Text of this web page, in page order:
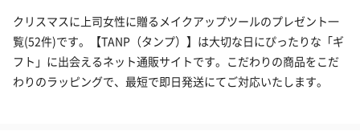
クリスマスに上司女性に贈るメイクアップツールのプレゼント一
覧(52件)です。【TANP（タンプ）】は大切な日にぴったりな「ギ
フト」に出会えるネット通販サイトです。こだわりの商品をこだ
わりのラッピングで、最短で即日発送にてご対応いたします。